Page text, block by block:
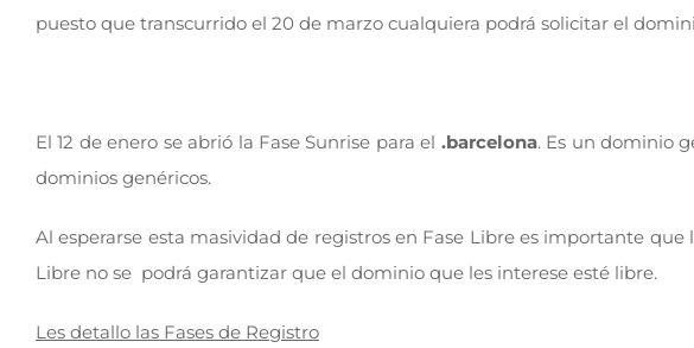
puesto que transcurrido el 20 de marzo cualquiera podrá solicitar el
El 12 de enero se abrió la Fase Sunrise para el .barcelona. Es un dominio
dominios genéricos.
Al esperarse esta masividad de registros en Fase Libre es importante
Libre no se podrá garantizar que el dominio que les interese esté libre.
Les detallo las Fases de Registro